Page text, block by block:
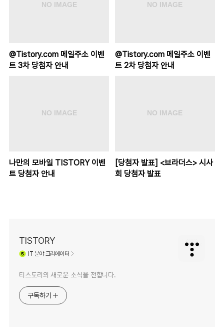
@Tistory.com 메일주소 이벤
트 3차 당첨자 안내
@Tistory.com 메일주소 이벤
트 2차 당첨자 안내
나만의 모바일 TISTORY 이벤
트 당첨자 안내
[당첨자 발표] <브라더스> 시사
회 당첨자 발표
TISTORY
IT 분야 크리에이터
티스토리의 새로운 소식을 전합니다.
구독하기